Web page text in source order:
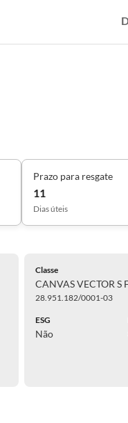
Prazo para resgate
11
Dias úteis
Classe
CANVAS VECTOR S
28.951.182/0001-03
ESG
Não